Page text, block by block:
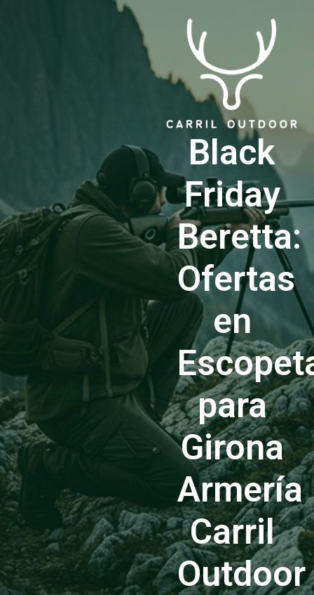
Black
Friday
Beretta:
Ofertas
en
para
Girona
Armería
Carril
Outdoor